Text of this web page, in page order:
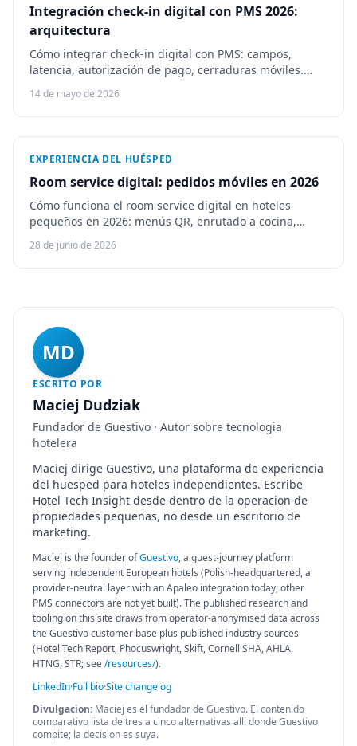
Integración check-in digital con PMS 2026:
arquitectura
Cómo integrar check-in digital con PMS: campos,
latencia, autorización de pago, cerraduras móviles.
Canary, Duve, Vikey y contexto Guestivo.
14 de mayo de 2026
EXPERIENCIA DEL HUÉSPED
Room service digital: pedidos móviles en 2026
Cómo funciona el room service digital en hoteles
pequeños en 2026: menús QR, enrutado a cocina,
upselling y comparativa de IRIS, SuitePad, wi-Q y
Guestivo.
28 de junio de 2026
MD
ESCRITO POR
Maciej Dudziak
Fundador de Guestivo · Autor sobre tecnologia
hotelera
Maciej dirige Guestivo, una plataforma de experiencia
del huesped para hoteles independientes. Escribe
Hotel Tech Insight desde dentro de la operacion de
propiedades pequenas, no desde un escritorio de
marketing.
Maciej is the founder ofGuestivo, a guest-journey platform
serving independent European hotels (Polish-headquartered, a
provider-neutral layer with an Apaleo integration today; other
PMS connectors are not yet built). The published research and
tooling on this site draws from operator-anonymised data across
the Guestivo customer base plus published industry sources
(Hotel Tech Report, Phocuswright, Skift, Cornell SHA, AHLA,
HTNG, STR; see/resources/).
LinkedIn·Full bio·Site changelog
Divulgacion: Maciej es el fundador de Guestivo. El contenido
comparativo lista de tres a cinco alternativas alli donde Guestivo
compite; la decision es suya.